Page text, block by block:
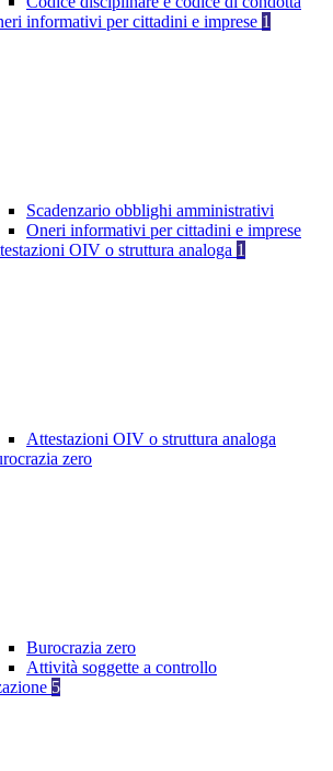
informativi per cittadini e imprese 1
Scadenzario obblighi amministrativi
Oneri informativi per cittadini e imprese
OIV o struttura analoga 1
Attestazioni OIV o struttura analoga
zero
Burocrazia zero
Attività soggette a controllo
5